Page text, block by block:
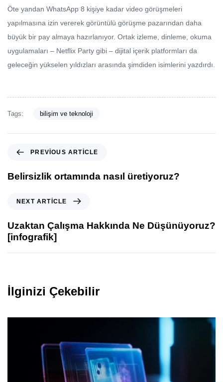
Öte yandan WhatsApp 8 kişiye kadar video görüşmeleri
yapılmasına izin vererek görüntülü görüşme pazarından daha
büyük bir pay almaya hazırlanıyor. Ortak izleme, dinleme, okuma
uygulamaları – Netflix Party gibi – dijital içerik platformları da
geleceğin yükselen yıldızları arasında şimdiden isimlerini yazdırdı.
Tags: bilişim ve teknoloji
PREVIOUS ARTICLE
Belirsizlik ortamında nasıl üretiyoruz?
NEXT ARTICLE
Uzaktan Çalışma Hakkında Ne Düşünüyoruz?
[infografik]
İlginizi Çekebilir